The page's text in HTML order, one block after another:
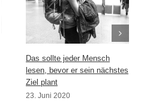
Das sollte jeder Mensch
lesen, bevor er sein nächstes
Ziel plant
23. Juni 2020